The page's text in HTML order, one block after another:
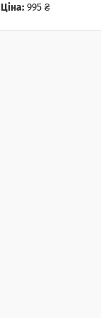
Ціна: 995 ₴